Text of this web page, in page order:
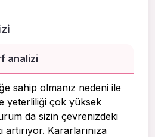
analizi
sahip olmanız nedeni ile
yeterliliği çok yüksek
da sizin çevrenizdeki
Kararlarınıza